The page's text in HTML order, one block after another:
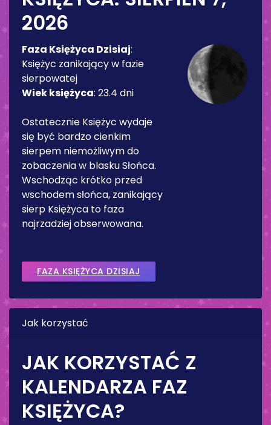
2026
Faza Księżyca Dzisiaj:
Księżyc zanikający w fazie
sierpowatej
Wiek księżyca: 23.4 dni
Ostatecznie Księżyc wydaje
się być bardzo cienkim
sierpem niemożliwym do
zobaczenia w blasku Słońca.
Wschodząc krótko przed
wschodem słońca, zanikający
sierp Księżyca to faza
najrzadziej obserwowana.
FAZA KSIĘŻYCA DZISIAJ
Jak korzystać
JAK KORZYSTAĆ Z
KALENDARZA FAZ
KSIĘŻYCA?